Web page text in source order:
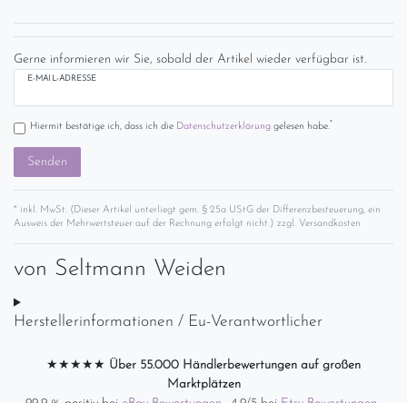
Gerne informieren wir Sie, sobald der Artikel wieder verfügbar ist.
E-MAIL-ADRESSE
Hiermit bestätige ich, dass ich die Daten­schutz­erklärunggelesen habe.*
Senden
* inkl. MwSt. (Dieser Artikel unterliegt gem. § 25a UStG der Differenzbesteuerung, ein
Ausweis der Mehrwertsteuer auf der Rechnung erfolgt nicht.) zzgl. Versandkosten
von Seltmann Weiden
Herstellerinformationen / Eu-Verantwortlicher
★★★★★ Über 55.000 Händlerbewertungen auf großen
Marktplätzen